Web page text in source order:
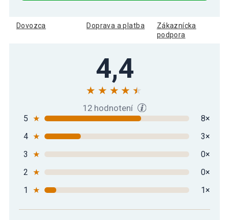
Dovozca Doprava a platba
Zákaznícka
podpora
4,4
12 hodnotení
5 ★
8×
4 ★
3×
3
★
0×
2 ★
0×
1
★ 1×